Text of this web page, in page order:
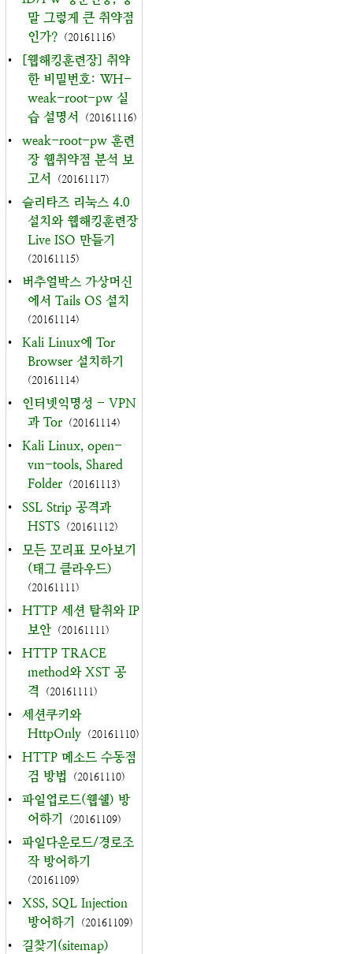
말 그렇게 큰 취약점
인가? (20161116)
•
[웹해킹훈련장] 취약
한 비밀번호: WH-
weak-root-pw 실
습 설명서
(20161116)
•
weak-root-pw 훈련
장 웹취약점 분석 보
고서
(20161117)
•
슬리타즈 리눅스 4.0
설치와 웹해킹훈련장
Live ISO 만들기
(20161115)
•
버추얼박스 가상머신
에서 Tails OS 설치
(20161114)
•
Kali Linux에 Tor
Browser 설치하기
(20161114)
•
인터넷익명성 - VPN
과 Tor (20161114)
•
Kali Linux, open-
vm-tools, Shared
Folder (20161113)
•
SSL Strip 공격과
HSTS (20161112)
•
모든 꼬리표 모아보기
(태그 클라우드)
(20161111)
•
HTTP 세션 탈취와 IP
보안 (20161111)
•
HTTP TRACE
method와 XST 공
격
(20161111)
•
세션쿠키와
HttpOnly (20161110)
•
HTTP 메소드 수동점
검 방법
(20161110)
•
파일업로드(웹쉘) 방
어하기
(20161109)
•
파일다운로드/경로조
작 방어하기
(20161109)
•
XSS, SQL Injection
방어하기
(20161109)
• 길찾기(sitemap)